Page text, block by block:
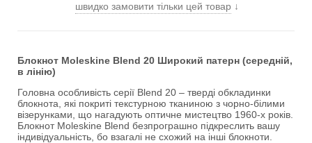
швидко замовити тільки цей товар↓
Блокнот Moleskine Blend 20 Широкий патерн (середній,
в лінію)
Головна особливість серії Blend 20 – тверді обкладинки
блокнота, які покриті текстурною тканиною з чорно-білими
візерунками, що нагадують оптичне мистецтво 1960-х років.
Блокнот Moleskine Blend безпрограшно підкреслить вашу
індивідуальність, бо взагалі не схожий на інші блокноти.